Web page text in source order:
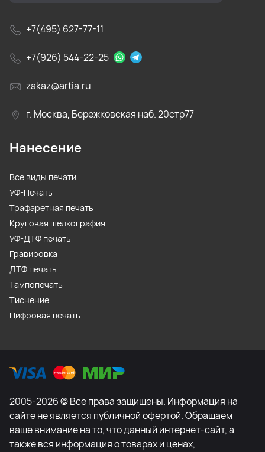
+7(495) 627-77-11
+7(926) 544-22-25
zakaz@artia.ru
г. Москва, Бережковская наб. 20стр77
Нанесение
Все виды печати
УФ-Печать
Трафаретная печать
Круговая шелкография
УФ-ДТФ печать
Гравировка
ДТФ печать
Тампопечать
Тиснение
Цифровая печать
2005-2026 © Все права защищены. Информация на
сайте не является публичной офертой. Обращаем
ваше внимание на то, что данный интернет-сайт, а
также вся информация о товарах и ценах,